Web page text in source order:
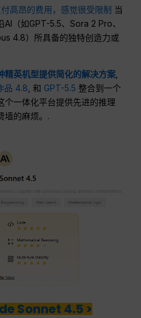
高昂的费用，感觉很受限制 当
（如GPT-5.5、Sora 2 Pro、
4.8）所具备的独特创造力或
英机型提供简化的解决方案,
品 4.8, 和 GPT-5.5 整合到一个
个一体化平台提供先进的推理
墙的麻烦。.
Sonnet 4.5 >